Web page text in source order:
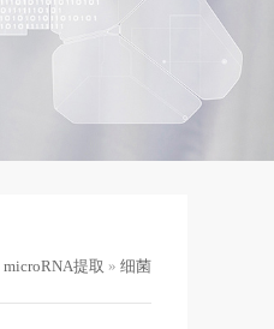
microRNA提取 » 细菌